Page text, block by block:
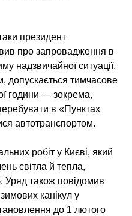
президент
про запровадження в
надзвичайної ситуації.
допускається тимчасове
години — зокрема,
в «Пунктах
автотранспортом.
робіт у Києві, який
світла й тепла,
Уряд також повідомив
канікул у
до 1 лютого